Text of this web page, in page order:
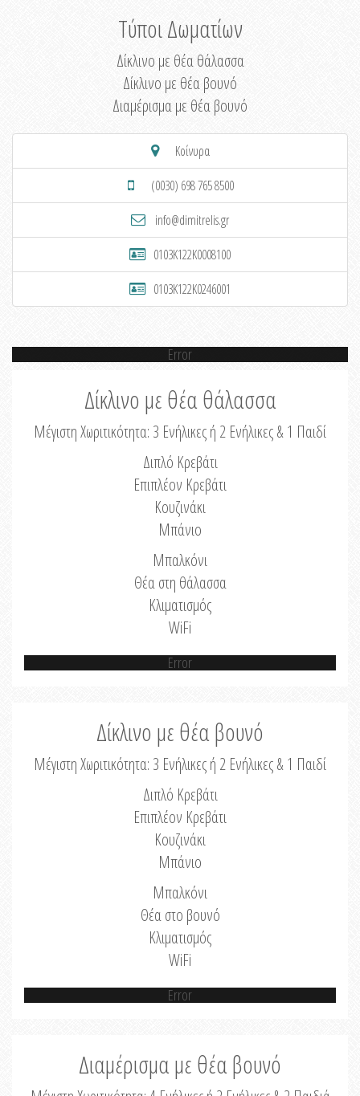
Τύποι Δωματίων
Δίκλινο με θέα θάλασσα
Δίκλινο με θέα βουνό
Διαμέρισμα με θέα βουνό
Κοίνυρα
(0030) 698 765 8500
info@dimitrelis.gr
0103K122K0008100
0103K122K0246001
Error
Δίκλινο με θέα θάλασσα
Μέγιστη Χωριτικότητα: 3 Ενήλικες ή 2 Ενήλικες & 1 Παιδί
Διπλό Κρεβάτι
Επιπλέον Κρεβάτι
Κουζινάκι
Μπάνιο
Μπαλκόνι
Θέα στη θάλασσα
Κλιματισμός
WiFi
Error
Δίκλινο με θέα βουνό
Μέγιστη Χωριτικότητα: 3 Ενήλικες ή 2 Ενήλικες & 1 Παιδί
Διπλό Κρεβάτι
Επιπλέον Κρεβάτι
Κουζινάκι
Μπάνιο
Μπαλκόνι
Θέα στο βουνό
Κλιματισμός
WiFi
Error
Διαμέρισμα με θέα βουνό